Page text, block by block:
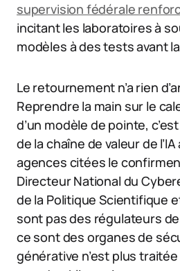
supervision fédérale
incitant les laboratoires à
modèles à des tests avant
Le retournement n’a rien
Reprendre la main sur le
d’un modèle de pointe,
de la chaîne de valeur de
agences citées le
Directeur National du
de la Politique Scientifique
sont pas des régulateurs
ce sont des organes de
générative n’est plus